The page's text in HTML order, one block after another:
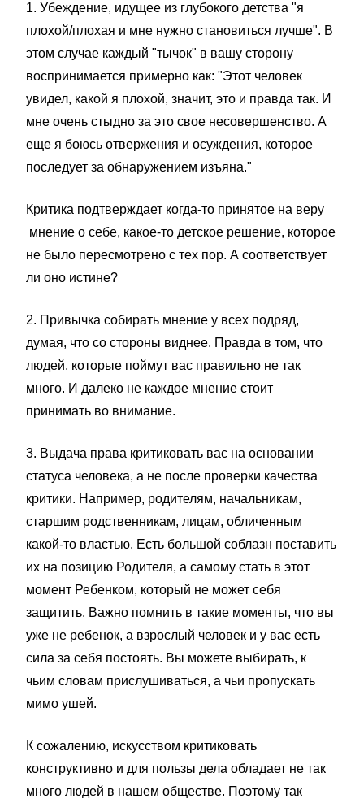
1. Убеждение, идущее из глубокого детства "я
плохой/плохая и мне нужно становиться лучше". В
этом случае каждый "тычок" в вашу сторону
воспринимается примерно как: "Этот человек
увидел, какой я плохой, значит, это и правда так. И
мне очень стыдно за это свое несовершенство. А
еще я боюсь отвержения и осуждения, которое
последует за обнаружением изъяна."
Критика подтверждает когда-то принятое на веру
мнение о себе, какое-то детское решение, которое
не было пересмотрено с тех пор. А соответствует
ли оно истине?
2. Привычка собирать мнение у всех подряд,
думая, что со стороны виднее. Правда в том, что
людей, которые поймут вас правильно не так
много. И далеко не каждое мнение стоит
принимать во внимание.
3. Выдача права критиковать вас на основании
статуса человека, а не после проверки качества
критики. Например, родителям, начальникам,
старшим родственникам, лицам, обличенным
какой-то властью. Есть большой соблазн поставить
их на позицию Родителя, а самому стать в этот
момент Ребенком, который не может себя
защитить. Важно помнить в такие моменты, что вы
уже не ребенок, а взрослый человек и у вас есть
сила за себя постоять. Вы можете выбирать, к
чьим словам прислушиваться, а чьи пропускать
мимо ушей.
К сожалению, искусством критиковать
конструктивно и для пользы дела обладает не так
много людей в нашем обществе. Поэтому так